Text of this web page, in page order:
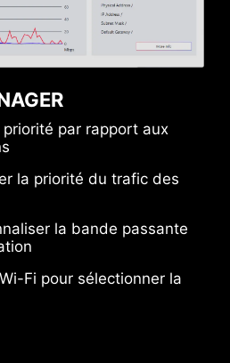
par rapport aux
la priorité du trafic des
la bande passante
Fi pour sélectionner la
sur les boîtiers MSI.